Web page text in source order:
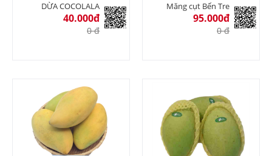
DỪA COCOLALA
40.000đ
0 đ
Măng cụt Bến Tre
95.000đ
0 đ